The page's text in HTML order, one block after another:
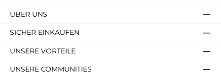
ÜBER UNS
SICHER EINKAUFEN
UNSERE VORTEILE
UNSERE COMMUNITIES